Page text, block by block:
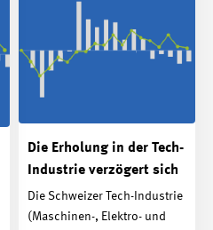
Die Erholung in der Tech-
Industrie verzögert sich
Die Schweizer Tech-Industrie
(Maschinen-, Elektro- und